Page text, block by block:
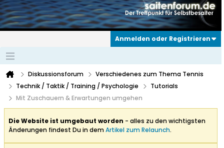
Anmelden oder Registrieren
Diskussionsforum
Verschiedenes zum Thema Tennis
Technik / Taktik / Training / Psychologie
Tutorials
Mit Zuschauern & Erwartungen umgehen
Die Website ist umgebaut worden - alles zu den wichtigsten
Änderungen findest Du in demArtikel zum Relaunch.